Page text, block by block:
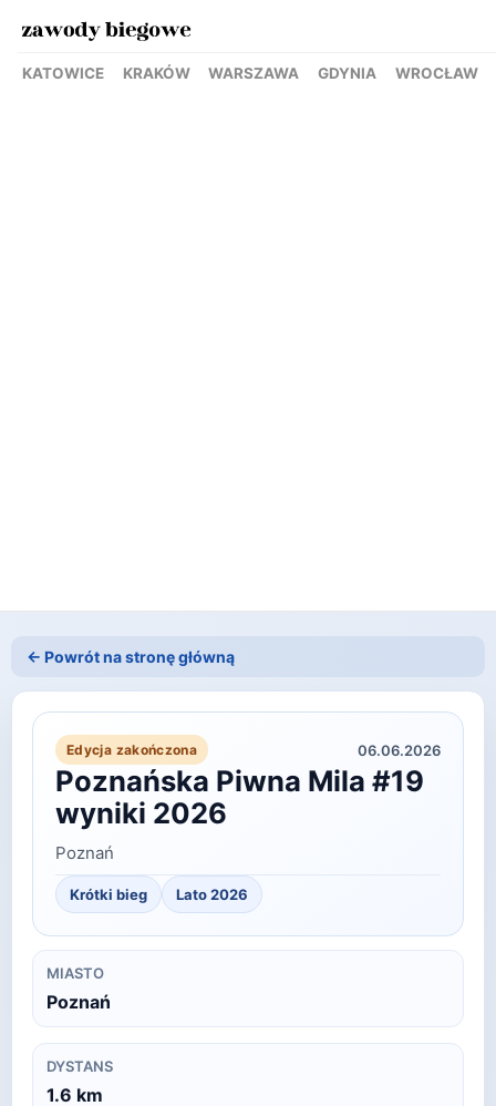
KATOWICE KRAKÓW WARSZAWA GDYNIA WROCŁAW
← Powrót na stronę główną
Edycja zakończona 06.06.2026
Poznańska Piwna Mila #19
wyniki 2026
Poznań
Krótki bieg Lato2026
MIASTO
Poznań
DYSTANS
1.6 km